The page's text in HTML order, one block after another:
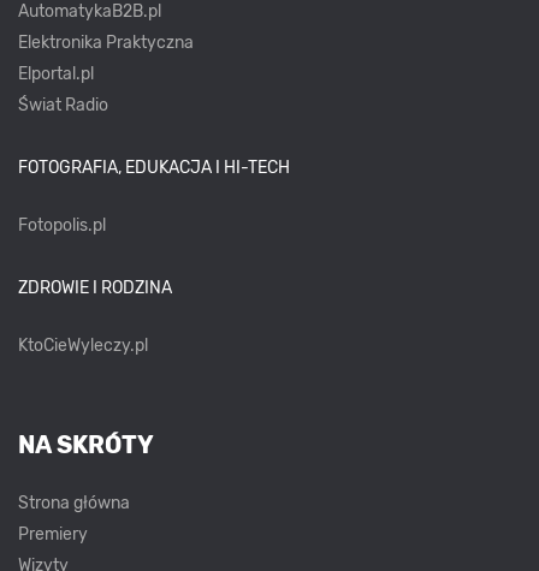
AutomatykaB2B.pl
Elektronika Praktyczna
Elportal.pl
Świat Radio
FOTOGRAFIA, EDUKACJA I HI-TECH
Fotopolis.pl
ZDROWIE I RODZINA
KtoCieWyleczy.pl
NA SKRÓTY
Strona główna
Premiery
Wizyty